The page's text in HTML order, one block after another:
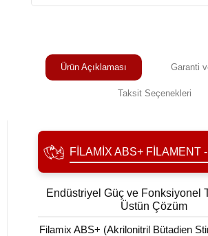
Ürün Açıklaması Garanti
Taksit Seçenekleri
FILAMIX ABS+ FILAMENT
Endüstriyel Güç ve Fonksiyonel
Üstün Çözüm
Filamix ABS+ (Akrilonitril Bütadien